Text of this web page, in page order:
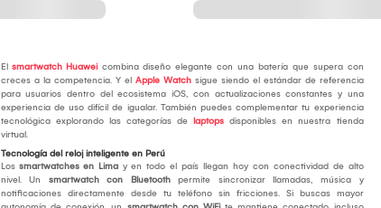
El smartwatch Huaweicombina diseño elegante con una batería que supera con
creces a la competencia. Y el Apple Watchsigue siendo el estándar de referencia
para usuarios dentro del ecosistema iOS, con actualizaciones constantes y una
experiencia de uso difícil de igualar. También puedes complementar tu experiencia
tecnológica explorando las categorías de
laptopsdisponibles en nuestra tienda
virtual.
Tecnología del reloj inteligente en Perú
Los smartwatches en Limay en todo el país llegan hoy con conectividad de alto
nivel. Un smartwatch con Bluetoothpermite sincronizar llamadas, música y
notificaciones directamente desde tu teléfono sin fricciones. Si buscas mayor